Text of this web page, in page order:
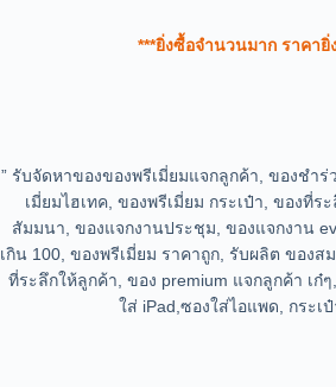
***ยิ่งซื้อจำนวนมาก ราคายิ่
” รับจัดหาของของพรีเมี่ยมแจกลูกค้า, ของชำร่
เมี่ยมไฮเทค, ของพรีเมี่ยม กระเป๋า, ของที่ร
สัมมนา, ของแจกงานประชุม, ของแจกงาน
เกิน 100, ของพรีเมี่ยม ราคาถูก, รับผลิต ของ
ที่ระลึกให้ลูกค้า, ของ premium แจกลูกค้า เก๋
ใส่ iPad,ซองใส่ไอแพด, กระเป๋